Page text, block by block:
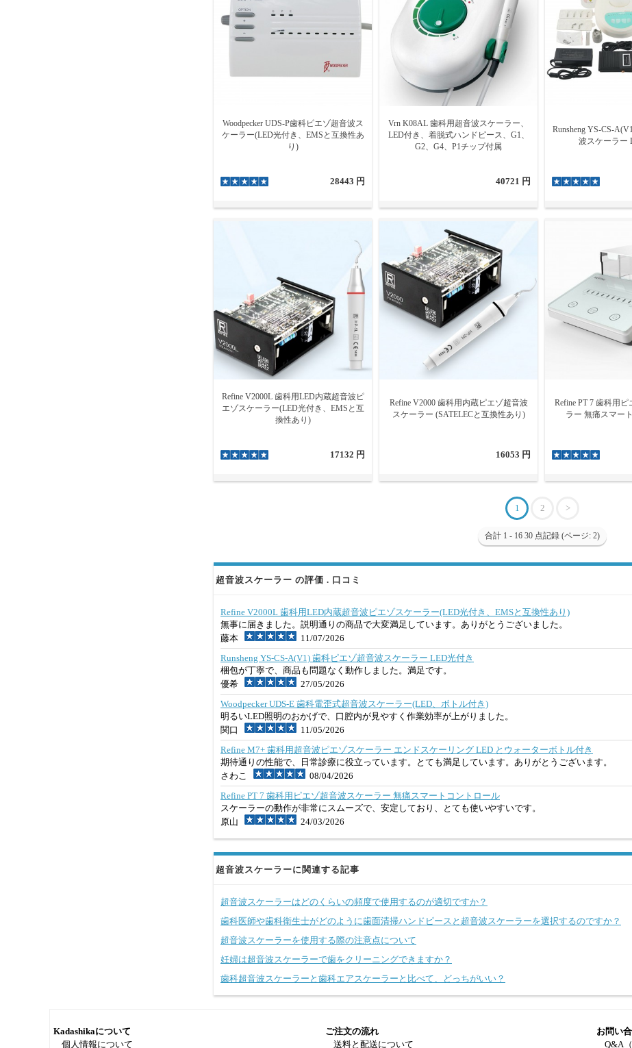
Woodpecker UDS-P歯科ピエゾ超音波ス
ケーラー(LED光付き、EMSと互換性あ
り)
28443 円
Vrn K08AL 歯科用超音波スケーラー、
LED付き、着脱式ハンドピース、G1、
G2、G4、P1チップ付属
40721 円
Runsheng YS-CS-
波スケーラー
Refine V2000L 歯科用LED内蔵超音波ピ
エゾスケーラー(LED光付き、EMSと互
換性あり)
17132 円
Refine V2000 歯科用内蔵ピエゾ超音波
スケーラー (SATELECと互換性あり)
16053 円
Refine PT 7 歯科用
ラー 無痛スマー
1 2 >
合計 1 - 16 30 点記録 (ページ: 2)
超音波スケーラー の評価 . 口コミ
Refine V2000L 歯科用LED内蔵超音波ピエゾスケーラー(LED光付き、EMSと互換性あり)
無事に届きました。説明通りの商品で大変満足しています。ありがとうございました。
藤本
11/07/2026
Runsheng YS-CS-A(V1) 歯科ピエゾ超音波スケーラー LED光付き
梱包が丁寧で、商品も問題なく動作しました。満足です。
優希
27/05/2026
Woodpecker UDS-E 歯科電歪式超音波スケーラー(LED、ボトル付き)
明るいLED照明のおかげで、口腔内が見やすく作業効率が上がりました。
関口
11/05/2026
Refine M7+ 歯科用超音波ピエゾスケーラー エンドスケーリング LED とウォーターボトル付き
期待通りの性能で、日常診療に役立っています。とても満足しています。ありがとうございます。
さわこ
08/04/2026
Refine PT 7 歯科用ピエゾ超音波スケーラー 無痛スマートコントロール
スケーラーの動作が非常にスムーズで、安定しており、とても使いやすいです。
原山
24/03/2026
超音波スケーラーに関連する記事
超音波スケーラーはどのくらいの頻度で使用するのが適切ですか？
歯科医師や歯科衛生士がどのように歯面清掃ハンドピースと超音波スケーラーを選択するのですか？
超音波スケーラーを使用する際の注意点について
妊婦は超音波スケーラーで歯をクリーニングできますか？
歯科超音波スケーラーと歯科エアスケーラーと比べて、どっちがいい？
Kadashikaについて
個人情報について
ご注文の流れ
送料と配送について
お問い
Q&A